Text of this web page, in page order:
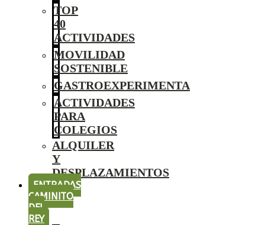
TOP
40
ACTIVIDADES
MOVILIDAD
SOSTENIBLE
GASTROEXPERIMENTA
ACTIVIDADES
PARA
COLEGIOS
ALQUILER
Y
DESPLAZAMIENTOS
ENTRADAS
CAMINITO
DEL
REY